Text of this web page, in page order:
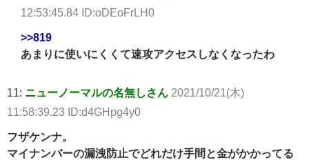
12:53:45.84 ID:oDEoFrLH0
>>819
あまりに使いにくくて速攻アクセスしなくなったわ
11: ニューノーマルの名無しさん 2021/10/21(木)
11:58:39.23 ID:d4GHpg4y0
フザケンナ。
マイナンバーの漏洩防止でどれだけ手間と金がかかってる